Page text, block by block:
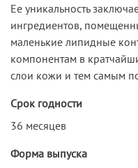
Ее уникальность
ингредиентов,
маленькие липидные
компонентам в
слои кожи и тем самым
Срок годности
36 месяцев
Форма выпуска